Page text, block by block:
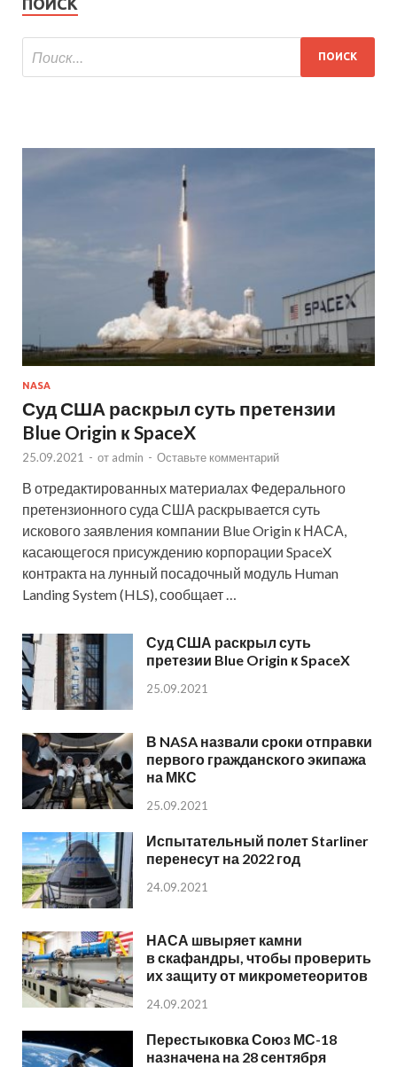
NASA
Суд США раскрыл суть претензии
Blue Origin к SpaceX
25.09.2021 - от admin - Оставьте комментарий
В отредактированных материалах Федерального
претензионного суда США раскрывается суть
искового заявления компании Blue Origin к НАСА,
касающегося присуждению корпорации SpaceX
контракта на лунный посадочный модуль Human
Landing System (HLS), сообщает …
Суд США раскрыл суть
претезии Blue Origin к SpaceX
25.09.2021
В NASA назвали сроки отправки
первого гражданского экипажа
на МКС
25.09.2021
Испытательный полет Starliner
перенесут на 2022 год
24.09.2021
НАСА швыряет камни
в скафандры, чтобы проверить
их защиту от микрометеоритов
24.09.2021
Перестыковка Союз МС-18
назначена на 28 сентября